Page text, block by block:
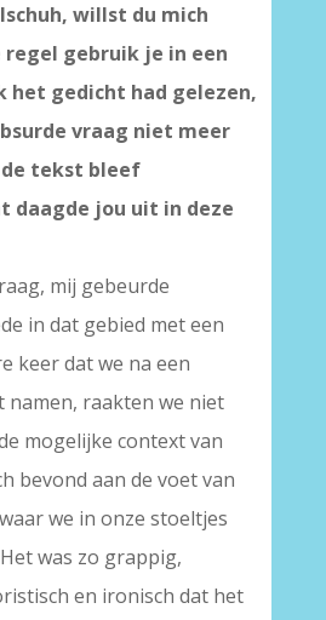
willst du mich
regel gebruik je in een
het gedicht had gelezen,
vraag niet meer
tekst bleef
daagde jou uit in deze
mij gebeurde
in dat gebied met een
keer dat we na een
namen, raakten we niet
mogelijke context van
bevond aan de voet van
we in onze stoeltjes
was zo grappig,
en ironisch dat het